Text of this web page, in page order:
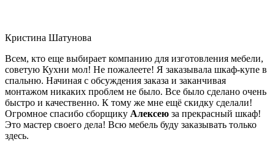
Кристина Шатунова
Всем, кто еще выбирает компанию для изготовления мебели,
советую Кухни мол! Не пожалеете! Я заказывала шкаф-купе в
спальню. Начиная с обсуждения заказа и заканчивая
монтажом никаких проблем не было. Все было сделано очень
быстро и качественно. К тому же мне ещё скидку сделали!
Огромное спасибо сборщику Алексею за прекрасный шкаф!
Это мастер своего дела! Всю мебель буду заказывать только
здесь.